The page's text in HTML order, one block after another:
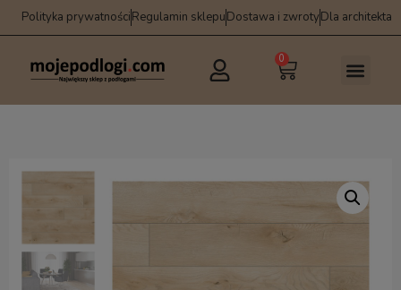
Polityka prywatnościRegulamin sklepuDostawa i zwrotyDla architekta
0